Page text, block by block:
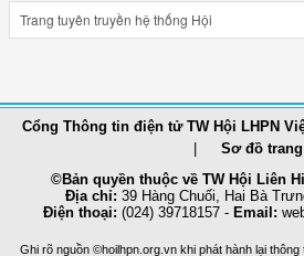
Cổng Thông tin điện tử TW Hội LHPN
Sơ đồ trang
©Bản quyền thuộc về TW Hội Liên
Địa chỉ: 39 Hàng Chuối, Hai Bà
Điện thoại: (024) 39718157 - Email:
Ghi rõ nguồn ©hoilhpn.org.vn khi phát hành lại